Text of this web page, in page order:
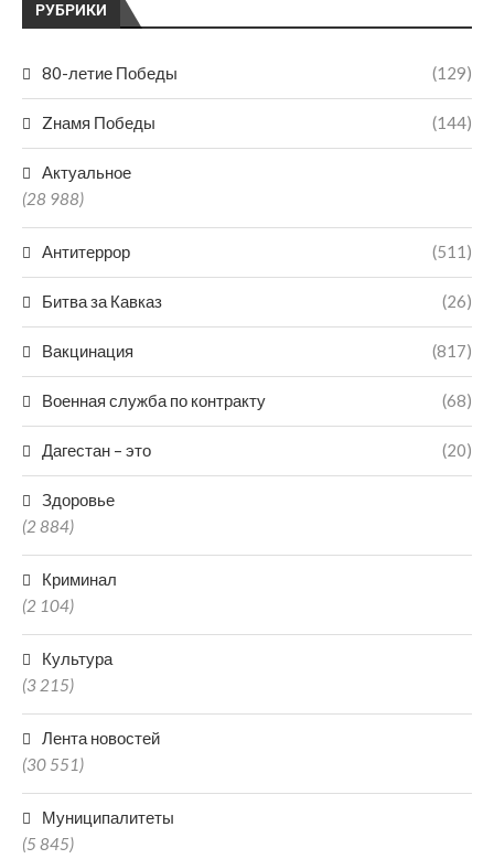
РУБРИКИ
80-летие Победы (129)
Zнамя Победы (144)
Актуальное
(28 988)
Антитеррор (511)
Битва за Кавказ (26)
Вакцинация (817)
Военная служба по контракту (68)
Дагестан – это (20)
Здоровье
(2 884)
Криминал
(2 104)
Культура
(3 215)
Лента новостей
(30 551)
Муниципалитеты
(5 845)